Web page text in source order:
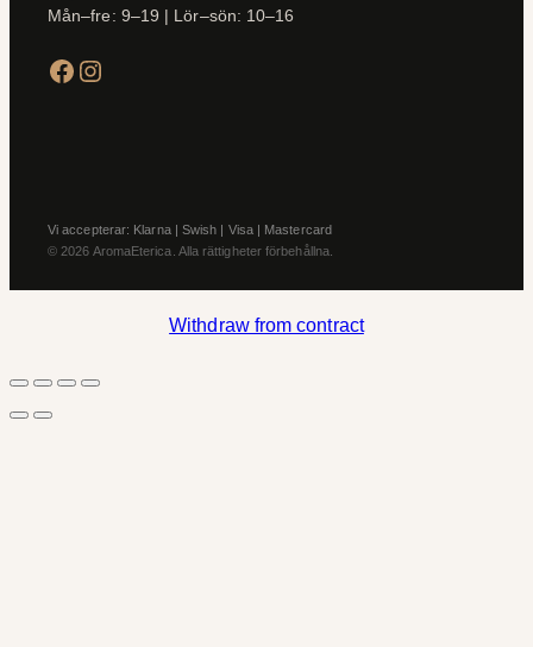
Mån–fre: 9–19 | Lör–sön: 10–16
Facebook Instagram
Vi accepterar: Klarna | Swish | Visa | Mastercard
© 2026 AromaEterica. Alla rättigheter förbehållna.
Withdraw from contract